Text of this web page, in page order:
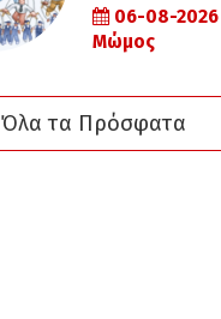
06-08-2026 |
Μώμος
Όλα τα Πρόσφατα